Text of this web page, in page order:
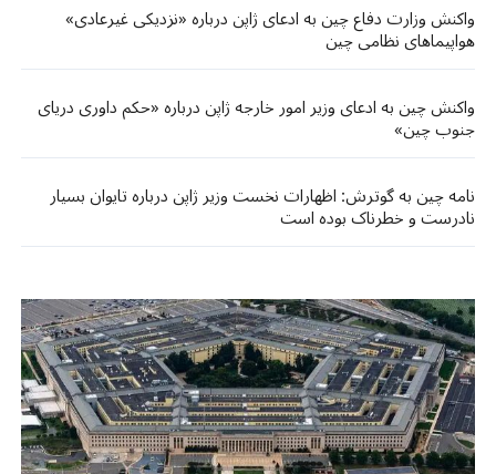
واکنش وزارت دفاع چین به ادعای ژاپن درباره «نزدیکی غیرعادی»
هواپیماهای نظامی چین
واکنش چین به ادعای وزیر امور خارجه ژاپن درباره «حکم داوری دریای
جنوب چین»
نامه‌ چین به گوترش: اظهارات نخست وزیر ژاپن درباره تایوان بسیار
نادرست و خطرناک بوده است